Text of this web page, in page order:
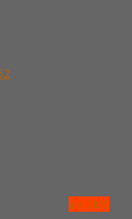
via SMS